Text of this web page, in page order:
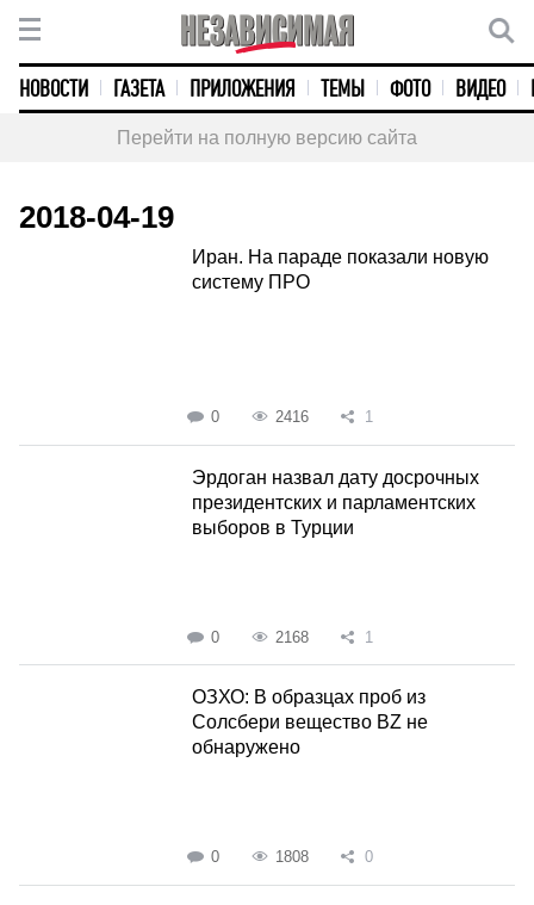
НОВОСТИ ГАЗЕТА ПРИЛОЖЕНИЯ ТЕМЫ ФОТО ВИДЕО
Перейти на полную версию сайта
2018-04-19
Иран. На параде показали новую
систему ПРО
0 2416 1
Эрдоган назвал дату досрочных
президентских и парламентских
выборов в Турции
0 2168 1
ОЗХО: В образцах проб из
Солсбери вещество BZ не
обнаружено
0 1808 0